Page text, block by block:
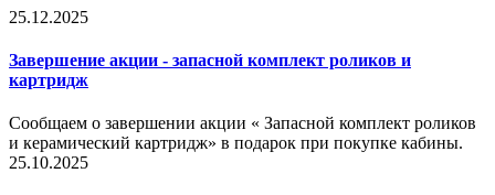
25.12.2025
Завершение акции - запасной комплект роликов и
картридж
Сообщаем о завершении акции « Запасной комплект роликов
и керамический картридж» в подарок при покупке кабины.
25.10.2025